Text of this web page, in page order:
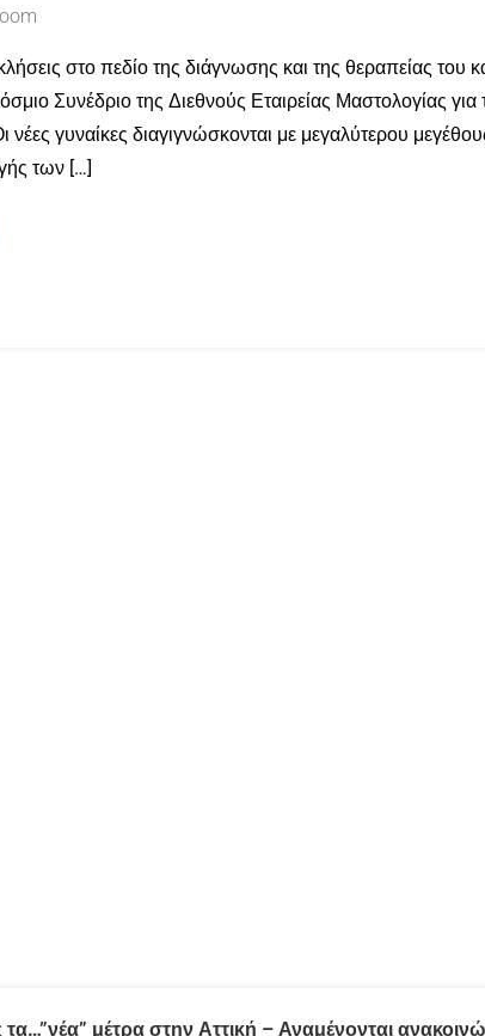
στο πεδίο της διάγνωσης και της θεραπείας του
Συνέδριο της Διεθνούς Εταιρείας Μαστολογίας
νέες γυναίκες διαγιγνώσκονται με μεγαλύτερου
των […]
μέτρα στην Αττική – Αναμένονται